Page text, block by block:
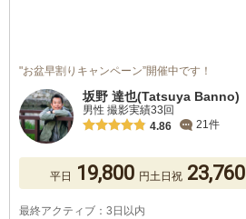
"お盆早割りキャンペーン”開催中です！
坂野 達也(Tatsuya Banno)
男性 撮影実績33回
4.86
21件
平日 19,800 円土日祝 23,760
最終アクティブ：3日以内